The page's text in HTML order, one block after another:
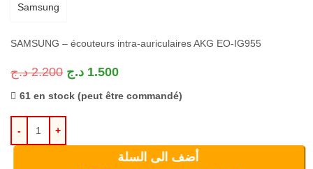
Samsung
SAMSUNG – écouteurs intra-auriculaires AKG EO-IG955
2.200 د.ج 1.500 د.ج
61 en stock (peut être commandé)
أضف الى السلة